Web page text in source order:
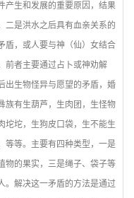
产生和发展的重要原因，结果
二是洪水之后具有血亲关系的
盾，或人要与神（仙）女结合
前者主要通过占卜或神劝解
出生物怪异与愿望的矛盾，婚
族有生葫芦，生肉团，生怪物
坨坨，生狗皮口袋，生不能生
等等。主要有四种类型，一是
物的果实，三是绳子、袋子等
。解决这一矛盾的方法是通过